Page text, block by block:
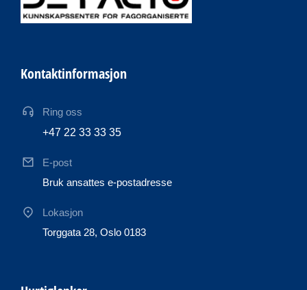
Kontaktinformasjon
Ring oss
+47 22 33 33 35
E-post
Bruk ansattes e-postadresse
Lokasjon
Torggata 28, Oslo 0183